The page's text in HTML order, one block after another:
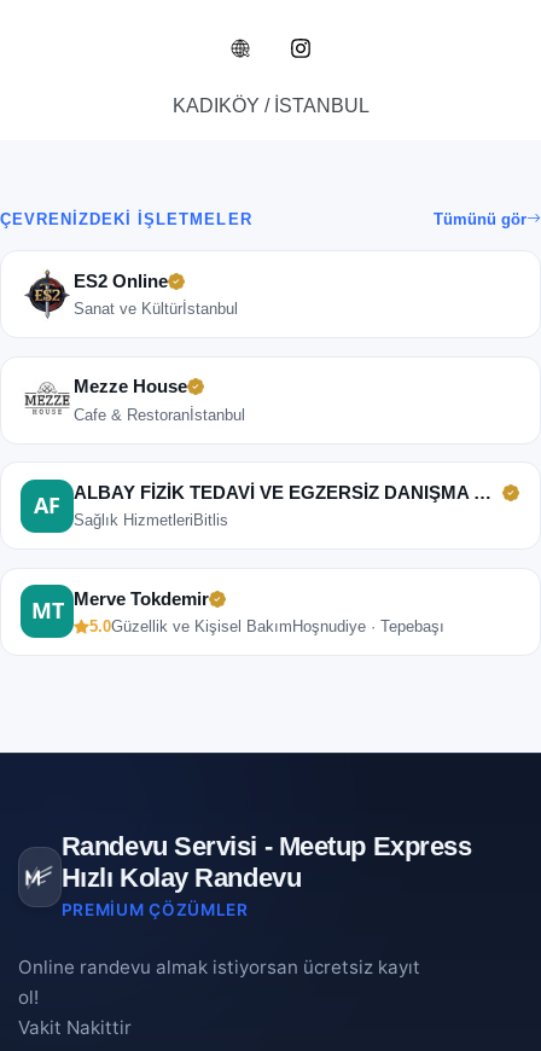
KADIKÖY / İSTANBUL
ÇEVRENIZDEKI İŞLETMELER Tümünü gör
ES2 Online
Sanat ve Kültür İstanbul
Mezze House
Cafe & Restoran İstanbul
ALBAY FİZİK TEDAVİ VE EGZERSİZ DANIŞMA MERKEZİ
Sağlık Hizmetleri Bitlis
Merve Tokdemir
5.0Güzellik ve Kişisel Bakım Hoşnudiye · Tepebaşı
Randevu Servisi - Meetup Express
Hızlı Kolay Randevu
PREMIUM ÇÖZÜMLER
Online randevu almak istiyorsan ücretsiz kayıt
ol!
Vakit Nakittir